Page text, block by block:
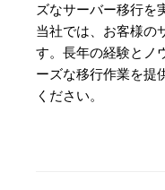
ズなサーバー移行を
当社では、お客様の
す。長年の経験とノ
ーズな移行作業を提
ください。